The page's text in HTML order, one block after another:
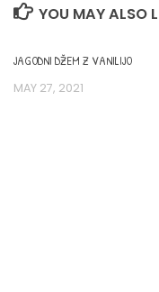
YOU MAY ALSO
JAGODNI DŽEM Z VANILIJO
MAY 27, 2021